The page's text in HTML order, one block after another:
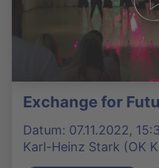
Exchange for
Datum: 07.11.2022,
Karl-Heinz Stark (OK